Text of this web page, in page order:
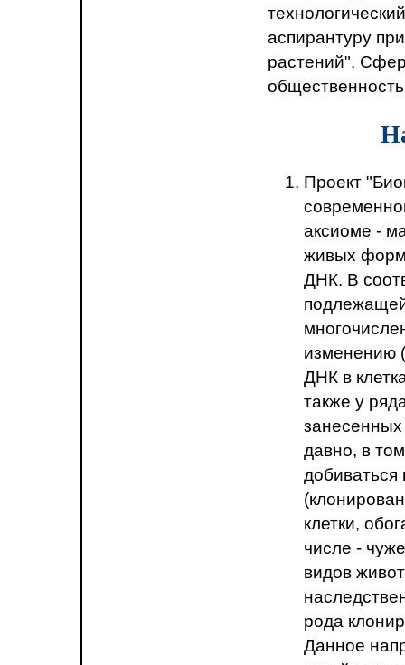
аспирантуру
растений".
Проект
аксиоме -
живых форм
ДНК. В
изменению
ДНК в
также у
давно, в
клетки,
числе -
видов
рода
Данное